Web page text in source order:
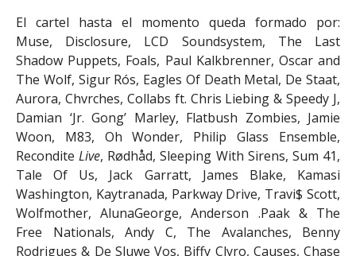
El cartel hasta el momento queda formado por:
Muse, Disclosure, LCD Soundsystem, The Last
Shadow Puppets, Foals, Paul Kalkbrenner, Oscar and
The Wolf, Sigur Rós, Eagles Of Death Metal, De Staat,
Aurora, Chvrches, Collabs ft. Chris Liebing & Speedy J,
Damian ‘Jr. Gong’ Marley, Flatbush Zombies, Jamie
Woon, M83, Oh Wonder, Philip Glass Ensemble,
ReconditeLive, Rødhåd, Sleeping With Sirens, Sum 41,
Tale Of Us, Jack Garratt, James Blake, Kamasi
Washington, Kaytranada, Parkway Drive, Travi$ Scott,
Wolfmother, AlunaGeorge, Anderson .Paak & The
Free Nationals, Andy C, The Avalanches, Benny
Rodrigues & De Sluwe Vos, Biffy Clyro, Causes, Chase